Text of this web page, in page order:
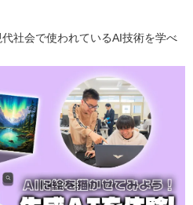
社会で使われているAI技術を学べ